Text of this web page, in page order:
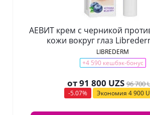
АЕВИТ крем с черникой
кожи вокруг глаз
LIBREDERM
+4 590 кешбэк-бонус
от91 800 UZS 96 700
-5.07% Экономия 4 900